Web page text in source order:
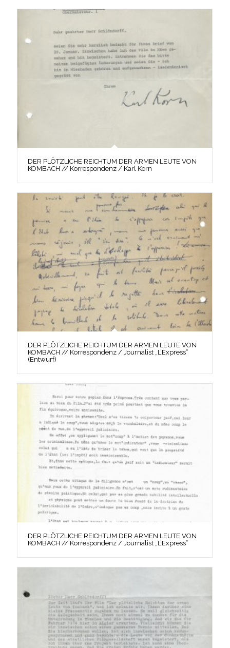
DER PLÖTZLICHE REICHTUM DER ARMEN LEUTE VON
KOMBACH // Korrespondenz / Karl Korn
DER PLÖTZLICHE REICHTUM DER ARMEN LEUTE VON
KOMBACH // Korrespondenz / Journalist „L’Express“
(Entwurf)
DER PLÖTZLICHE REICHTUM DER ARMEN LEUTE VON
KOMBACH // Korrespondenz / Journalist „L’Express“